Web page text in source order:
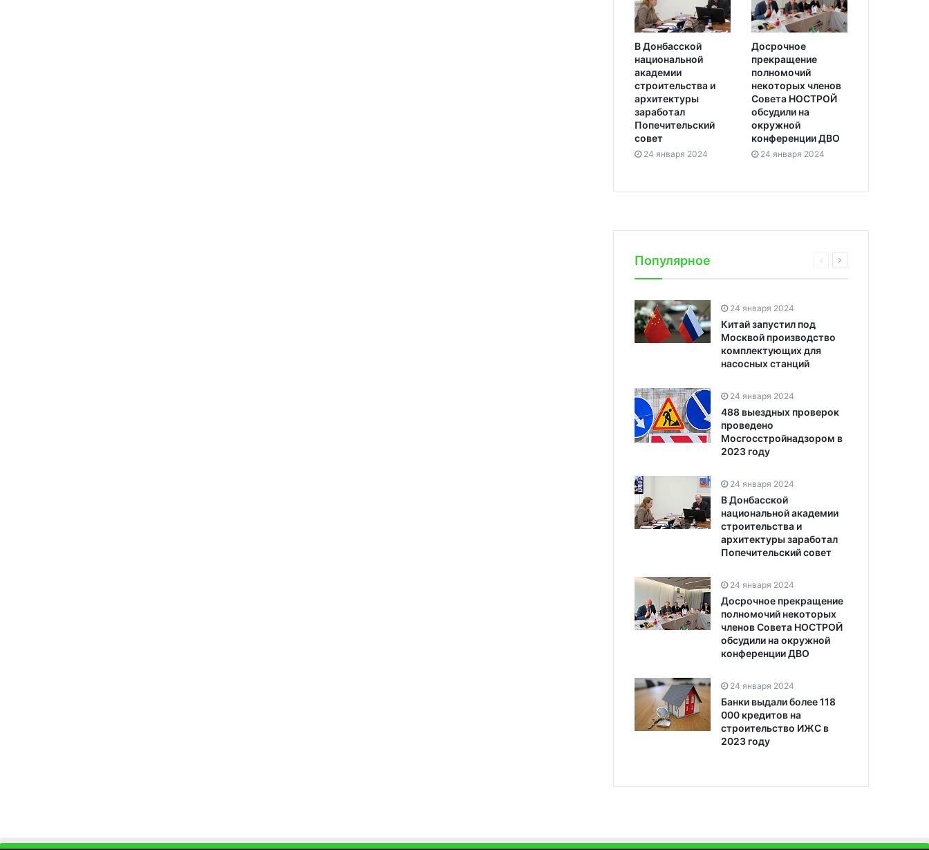
В Донбасской
национальной
академии
строительства и
архитектуры
заработал
Попечительский
совет
24 января 2024
Досрочное
прекращение
полномочий
некоторых членов
Совета НОСТРОЙ
обсудили на
окружной
конференции ДВО
24 января 2024
Популярное
24 января 2024
Китай запустил под
Москвой производство
комплектующих для
насосных станций
24 января 2024
488 выездных проверок
проведено
Мосгосстройнадзором в
2023 году
24 января 2024
В Донбасской
национальной академии
строительства и
архитектуры заработал
Попечительский совет
24 января 2024
Досрочное прекращение
полномочий некоторых
членов Совета НОСТРОЙ
обсудили на окружной
конференции ДВО
24 января 2024
Банки выдали более 118
000 кредитов на
строительство ИЖС в
2023 году